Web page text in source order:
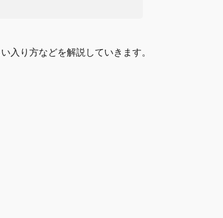
入り方などを解説していきます。